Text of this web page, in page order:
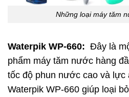
Những loại máy tăm
Waterpik WP-660: Đây là
phẩm máy tăm nước hàng
tốc độ phun nước cao và lực
Waterpik WP-660 giúp loại